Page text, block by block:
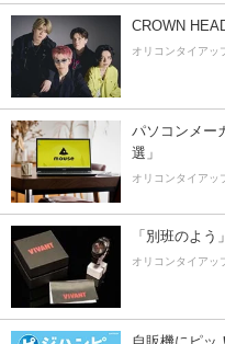
CROWN
オリコンタイアッ
パソコンメー
選」
オリコンタイアッ
「別班のよ
オリコンタイアッ
自販機にピッ